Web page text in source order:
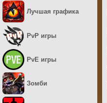
Лучшая графика
PvP игры
PvE игры
Зомби